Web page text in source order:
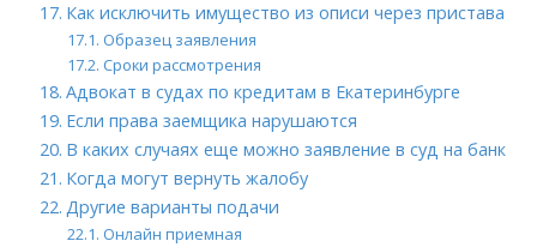
Как исключить имущество из описи через пристава
Образец заявления
Сроки рассмотрения
Адвокат в судах по кредитам в Екатеринбурге
Если права заемщика нарушаются
В каких случаях еще можно заявление в суд на банк
Когда могут вернуть жалобу
Другие варианты подачи
Онлайн приемная